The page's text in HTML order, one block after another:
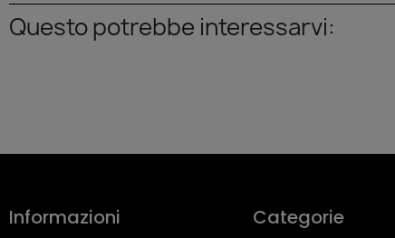
Questo potrebbe interessarvi:
Informazioni Categorie